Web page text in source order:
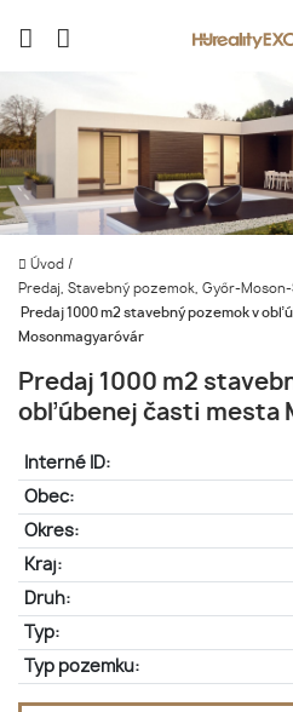
Úvod /
Predaj, Stavebný pozemok, Győr-
Predaj 1000 m2 stavebný pozemok v
Mosonmagyaróvár
Predaj 1000 m2
obľúbenej časti mesta
Interné ID:
Obec:
Okres:
Kraj:
Druh:
Typ:
Typ pozemku: